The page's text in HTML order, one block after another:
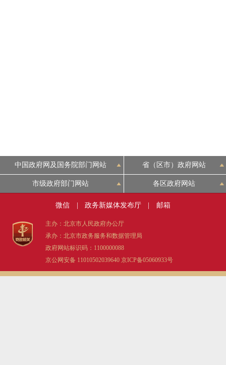
ITALIANO
中国政府网及国务院部门网站 省（区市）政府网站
市级政府部门网站 各区政府网站
微信 政务新媒体发布厅 邮箱
主办：北京市人民政府办公厅
承办：北京市政务服务和数据管理局
政府网站标识码：1100000088
京公网安备 11010502039640 京ICP备05060933号